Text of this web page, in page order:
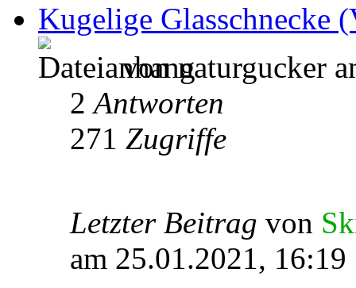
Kugelige Glasschnecke
von naturgucker
2Antworten
271 Zugriffe
Letzter Beitrag von
am 25.01.2021, 16:19